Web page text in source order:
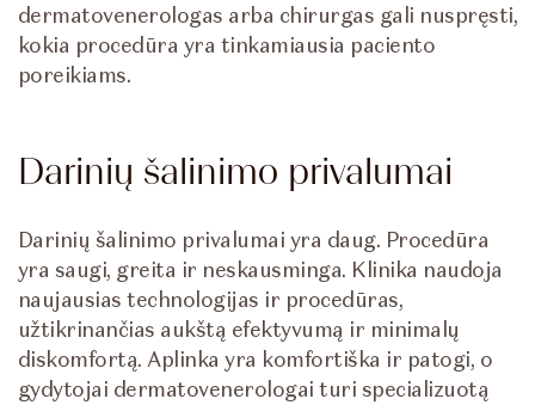
dermatovenerologas arba chirurgas gali nuspręsti,
kokia procedūra yra tinkamiausia paciento
poreikiams.
Darinių šalinimo privalumai
Darinių šalinimo privalumai yra daug. Procedūra
yra saugi, greita ir neskausminga. Klinika naudoja
naujausias technologijas ir procedūras,
užtikrinančias aukštą efektyvumą ir minimalų
diskomfortą. Aplinka yra komfortiška ir patogi, o
gydytojai dermatovenerologai turi specializuotą